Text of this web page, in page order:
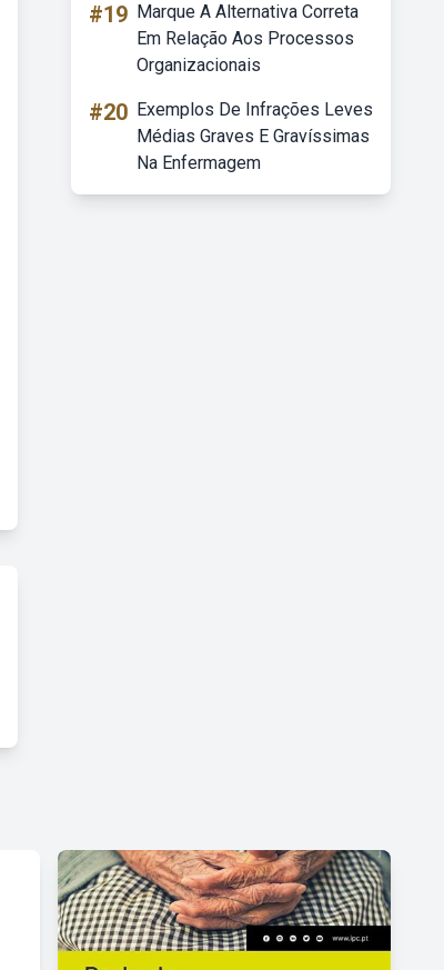
#19 Marque A Alternativa Correta
Em Relação Aos Processos
Organizacionais
#20 Exemplos De Infrações Leves
Médias Graves E Gravíssimas
Na Enfermagem